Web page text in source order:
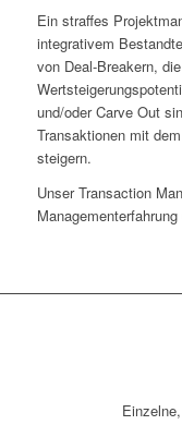
Ein straffes
integrativem
von Deal-Breakern,
und/oder Carve Out
Transaktionen mit
steigern.
Unser Transaction